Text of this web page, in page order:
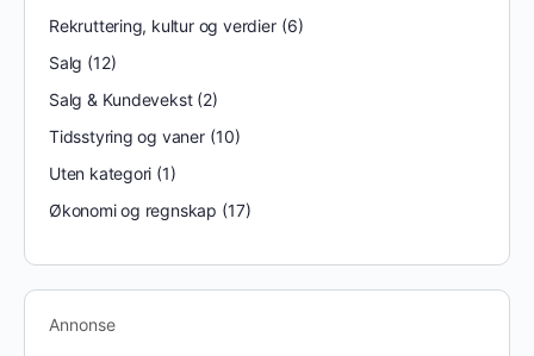
Rekruttering, kultur og verdier(6)
Salg (12)
Salg & Kundevekst(2)
Tidsstyring og vaner(10)
Uten kategori (1)
Økonomi og regnskap (17)
Annonse